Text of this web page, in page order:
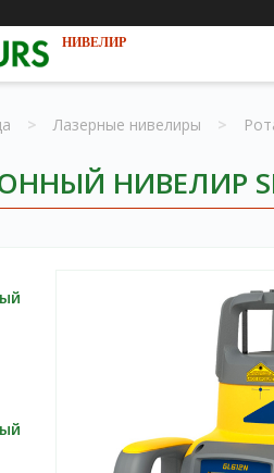
НИВЕЛИР
> Лазерные нивелиры >
НИВЕЛИР